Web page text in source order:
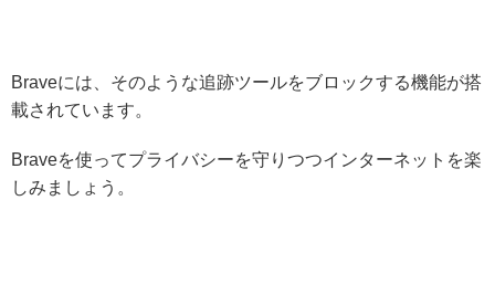
Braveには、そのような追跡ツールをブロックする機能が搭
載されています。
Braveを使ってプライバシーを守りつつインターネットを楽
しみましょう。